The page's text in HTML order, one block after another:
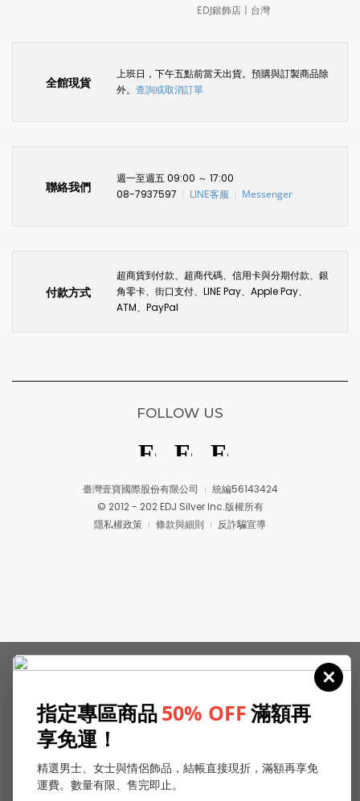
EDJ銀飾店〡台灣
全館現貨
上班日，下午五點前當天出貨。預購與訂製商品除
外。 查詢或取消訂單
聯絡我們
週一至週五 09:00 ～ 17:00
08-7937597
LINE客服 Messenger
付款方式
超商貨到付款、超商代碼、信用卡與分期付款、銀
角零卡、街口支付、LINE Pay、Apple Pay、
ATM、PayPal
臺灣壹寶國際股份有限公司
統編56143424
© 2012 - 202 EDJ Silver Inc.版權所有
隱私權政策
條款與細則 反詐騙宣導
FOLLOW US
指定專區商品50% OFF滿額再
享免運！
精選男士、女士與情侶飾品，結帳直接現折，滿額再享免
運費。數量有限、售完即止。